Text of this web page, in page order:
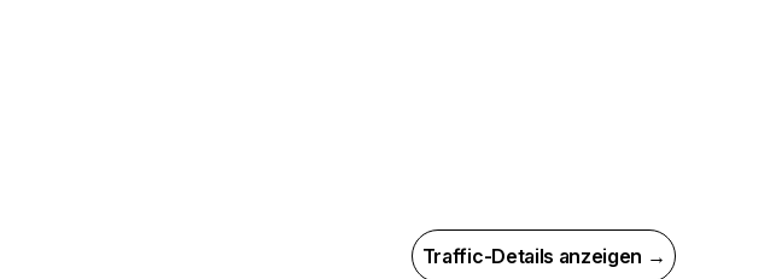
Traffic-Details anzeigen →